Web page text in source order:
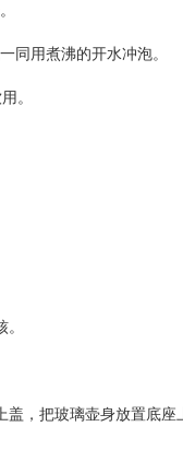
同用煮沸的开水冲泡。
。
，把玻璃壶身放置底